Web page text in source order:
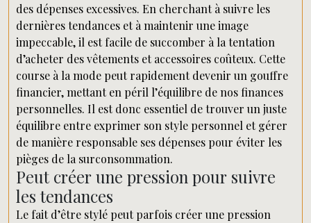
des dépenses excessives. En cherchant à suivre les
dernières tendances et à maintenir une image
impeccable, il est facile de succomber à la tentation
d’acheter des vêtements et accessoires coûteux. Cette
course à la mode peut rapidement devenir un gouffre
financier, mettant en péril l’équilibre de nos finances
personnelles. Il est donc essentiel de trouver un juste
équilibre entre exprimer son style personnel et gérer
de manière responsable ses dépenses pour éviter les
pièges de la surconsommation.
Peut créer une pression pour suivre
les tendances
Le fait d’être stylé peut parfois créer une pression